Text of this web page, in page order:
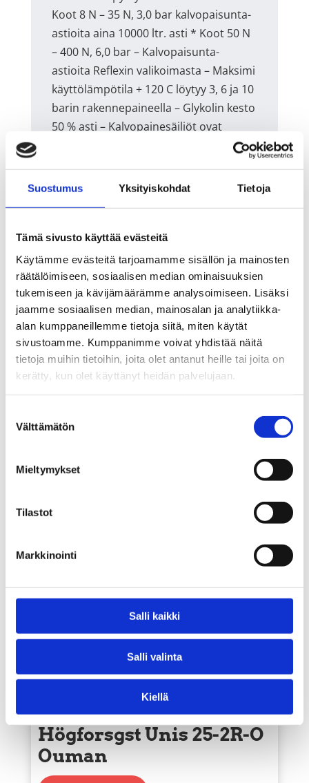
Suostumus Yksityiskohdat Tietoja
Tämä sivusto käyttää evästeitä
Käytämme evästeitä tarjoamamme sisällön ja mainosten
räätälöimiseen, sosiaalisen median ominaisuuksien
tukemiseen ja kävijämäärämme analysoimiseen. Lisäksi
jaamme sosiaalisen median, mainosalan ja analytiikka-
alan kumppaneillemme tietoja siitä, miten käytät
sivustoamme. Kumppanimme voivat yhdistää näitä
tietoja muihin tietoihin, joita olet antanut heille tai joita on
kerätty, kun olet käyttänyt heidän palvelujaan.
valinta
Välttämätön
Mieltymykset
Tilastot
Markkinointi
Salli kaikki
Salli valinta
Kiellä
Koot 8 N – 35 N, 3,0 bar kalvopaisunta-
astioita aina 10000 ltr. asti * Koot 50 N
– 400 N, 6,0 bar – Kalvopaisunta-
astioita Reflexin valikoimasta – Maksimi
käyttölämpötila + 120 C löytyy 3, 6 ja 10
barin rakennepaineella – Glykolin kesto
50 % asti – Kalvopainesäiliöt ovat
erikoistilauksena – Kierreliitoksella
muutamia kokoja löytyy myös 25
barisina – Täyttökaasuna typpi – Mallit
500 ja 600 E, rakennepaine on 6 bar –
500 ja 600 E astiat ovat vaihdettavalla
kalvolla ja omalla painemittarilla
Tekniset tiedot
Tutustu myös
Kaukolämpökeskus
Högforsgst Unis 25-2R-O
Ouman